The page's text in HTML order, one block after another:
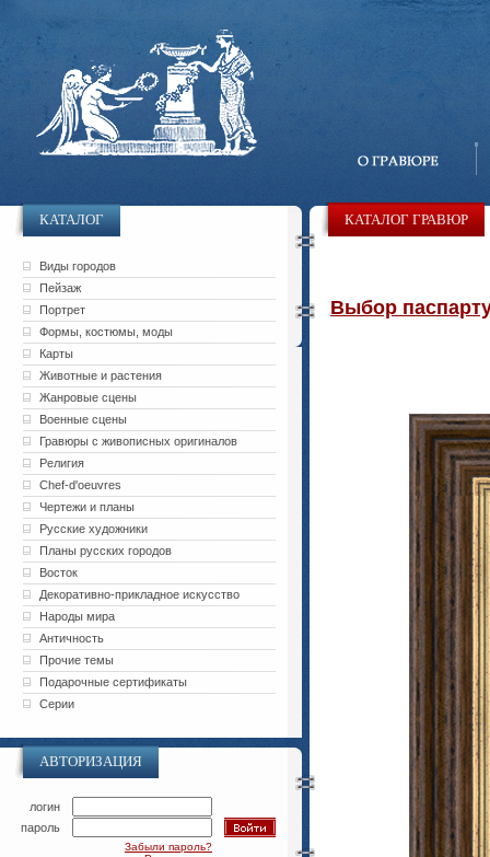
КАТАЛОГ
Виды городов
Пейзаж
Портрет
Формы, костюмы, моды
Карты
Животные и растения
Жанровые сцены
Военные сцены
Гравюры с живописных оригиналов
Религия
Chef-d'oeuvres
Чертежи и планы
Русские художники
Планы русских городов
Восток
Декоративно-прикладное искусство
Народы мира
Античность
Прочие темы
Подарочные сертификаты
Серии
АВТОРИЗАЦИЯ
логин
пароль
Забыли пароль?
КАТАЛОГ ГРАВЮР
Выбор